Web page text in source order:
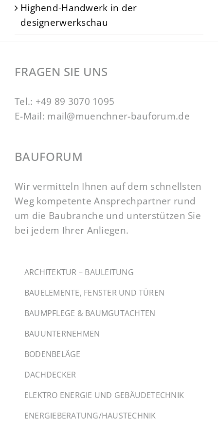
Highend-Handwerk in der
designerwerkschau
FRAGEN SIE UNS
Tel.: +49 89 3070 1095
E-Mail: mail@muenchner-bauforum.de
BAUFORUM
Wir vermitteln Ihnen auf dem schnellsten
Weg kompetente Ansprechpartner rund
um die Baubranche und unterstützen Sie
bei jedem Ihrer Anliegen.
ARCHITEKTUR – BAULEITUNG
BAUELEMENTE, FENSTER UND TÜREN
BAUMPFLEGE & BAUMGUTACHTEN
BAUUNTERNEHMEN
BODENBELÄGE
DACHDECKER
ELEKTRO ENERGIE UND GEBÄUDETECHNIK
ENERGIEBERATUNG/HAUSTECHNIK